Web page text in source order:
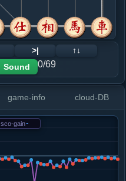
马４退３
车三平六
相七进五
>|
↑↓
Sound 0/69
game-info cloud-DB
sco-gain-